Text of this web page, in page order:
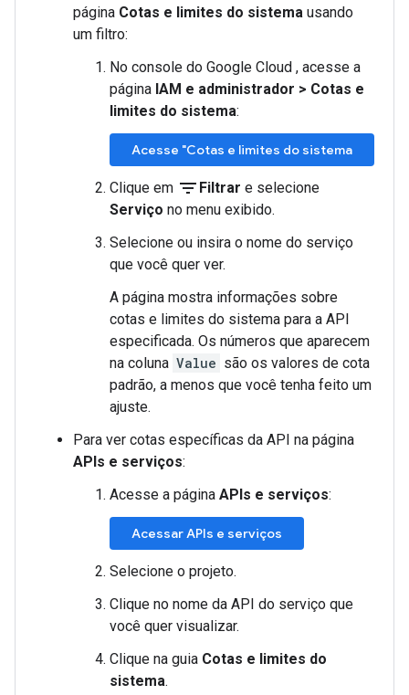
página Cotas e limites do sistema usando
um filtro:
No console do Google Cloud , acesse a
página IAM e administrador > Cotas e
limites do sistema:
Acesse "Cotas e limites do sistema
Clique em filter_list Filtrar e selecione
Serviço no menu exibido.
Selecione ou insira o nome do serviço
que você quer ver.
A página mostra informações sobre
cotas e limites do sistema para a API
especificada. Os números que aparecem
na coluna Value são os valores de cota
padrão, a menos que você tenha feito um
ajuste.
Para ver cotas específicas da API na página
APIs e serviços:
Acesse a página APIs e serviços:
Acessar APIs e serviços
Selecione o projeto.
Clique no nome da API do serviço que
você quer visualizar.
Clique na guia Cotas e limites do
sistema.